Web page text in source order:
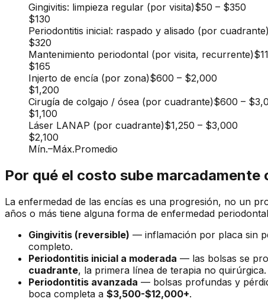
Gingivitis: limpieza regular (por visita)$50 – $350
$130
Periodontitis inicial: raspado y alisado (por cuadrante)
$320
Mantenimiento periodontal (por visita, recurrente)
$165
Injerto de encía (por zona)$600 – $2,000
$1,200
Cirugía de colgajo / ósea (por cuadrante)$600 –
$1,100
Láser LANAP (por cuadrante)$1,250 – $3,000
$2,100
Mín.–Máx.Promedio
Por qué el costo sube marcadamente
La enfermedad de las encías es una progresión, no un
años o más tiene alguna forma de enfermedad
Gingivitis (reversible) — inflamación por placa sin
completo.
Periodontitis inicial a moderada — las bolsas se
cuadrante, la primera línea de terapia no quirúrgica.
Periodontitis avanzada — bolsas profundas y
boca completa a $3,500-$12,000+.